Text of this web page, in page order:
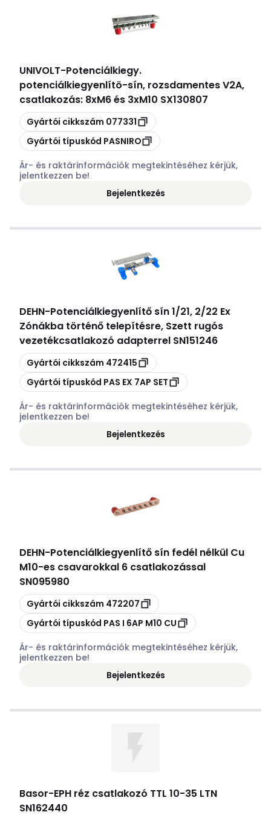
UNIVOLT-Potenciálkiegy.
potenciálkiegyenlítö-sín, rozsdamentes V2A,
csatlakozás: 8xM6 és 3xM10 SX130807
Másolás
Gyártói cikkszám 077331
Másolás
Gyártói típuskód PASNIRO
Ár- és raktárinformációk megtekintéséhez kérjük,
jelentkezzen be!
Bejelentkezés
DEHN-Potenciálkiegyenlítő sín 1/21, 2/22 Ex
Zónákba történő telepítésre, Szett rugós
vezetékcsatlakozó adapterrel SN151246
Másolás
Gyártói cikkszám 472415
Másolás
Gyártói típuskód PAS EX 7AP SET
Ár- és raktárinformációk megtekintéséhez kérjük,
jelentkezzen be!
Bejelentkezés
DEHN-Potenciálkiegyenlítő sín fedél nélkül Cu
M10-es csavarokkal 6 csatlakozással
SN095980
Másolás
Gyártói cikkszám 472207
Másolás
Gyártói típuskód PAS I 6AP M10 CU
Ár- és raktárinformációk megtekintéséhez kérjük,
jelentkezzen be!
Bejelentkezés
Basor-EPH réz csatlakozó TTL 10-35 LTN
SN162440